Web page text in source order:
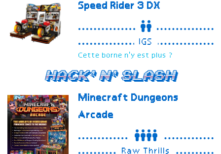
Speed Rider 3DX
IGS
Cette borne n'y est plus ?
Hack'n'Slash
Minecraft Dungeons
Arcade
Raw Thrills